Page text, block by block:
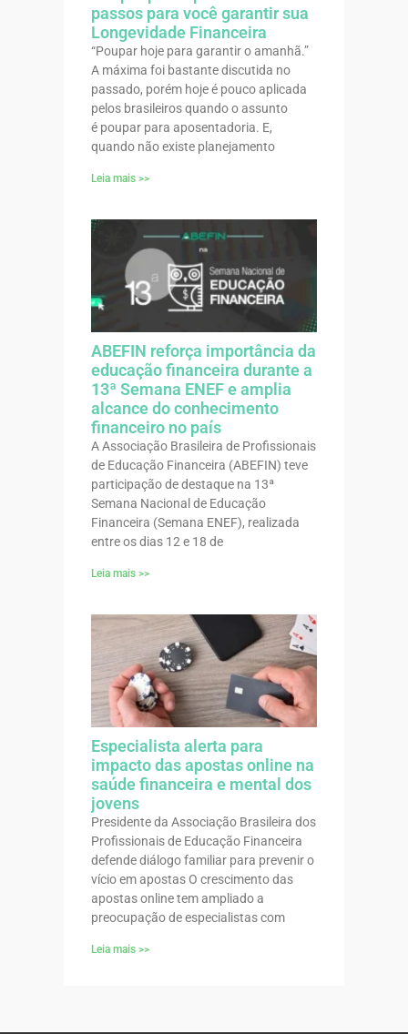
passos para você garantir sua
Longevidade Financeira
“Poupar hoje para garantir o amanhã.”
A máxima foi bastante discutida no
passado, porém hoje é pouco aplicada
pelos brasileiros quando o assunto
é poupar para aposentadoria. E,
quando não existe planejamento
Leia mais >>
ABEFIN reforça importância da
educação financeira durante a
13ª Semana ENEF e amplia
alcance do conhecimento
financeiro no país
A Associação Brasileira de Profissionais
de Educação Financeira (ABEFIN) teve
participação de destaque na 13ª
Semana Nacional de Educação
Financeira (Semana ENEF), realizada
entre os dias 12 e 18 de
Leia mais >>
Especialista alerta para
impacto das apostas online na
saúde financeira e mental dos
jovens
Presidente da Associação Brasileira dos
Profissionais de Educação Financeira
defende diálogo familiar para prevenir o
vício em apostas O crescimento das
apostas online tem ampliado a
preocupação de especialistas com
Leia mais >>